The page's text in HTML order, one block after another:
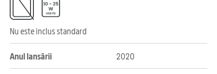
Nu este inclus standard
Anul lansării 2020